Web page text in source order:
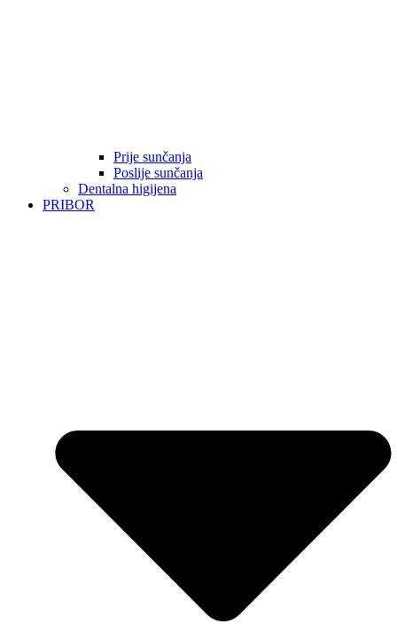
Prije sunčanja
Poslije sunčanja
Dentalna higijena
PRIBOR